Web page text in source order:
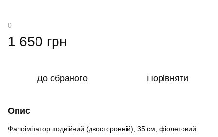
0
1 650 грн
До обраного Порівняти
Опис
Фалоімітатор подвійний (двосторонній), 35 см, фіолетовий